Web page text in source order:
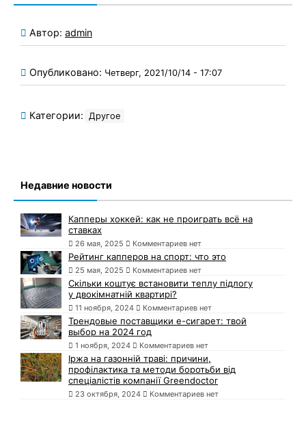
Автор: admin
Опубликовано: Четверг, 2021/10/14 - 17:07
Категории: Другое
Недавние новости
Капперы хоккей: как не проиграть всё на
ставках
26 мая, 2025 Комментариев нет
Рейтинг капперов на спорт: что это
25 мая, 2025 Комментариев нет
Скільки коштує встановити теплу підлогу
у двокімнатній квартирі?
11 ноября, 2024 Комментариев нет
Трендовые поставщики e-сигарет: твой
выбор на 2024 год
1 ноября, 2024 Комментариев нет
Іржа на газонній траві: причини,
профілактика та методи боротьби від
спеціалістів компанії Greendoctor
23 октября, 2024 Комментариев нет